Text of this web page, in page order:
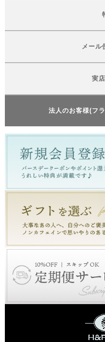
メール
実
法人のお客様(フ